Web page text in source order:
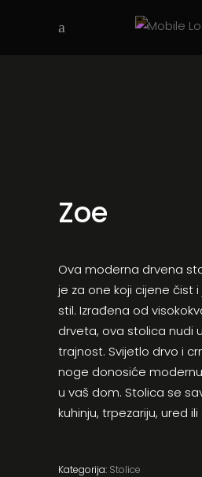
Zoe
Ova moderna drvena
je za one koji cijene čist
stil. Izrađena od
drveta, ova stolica nudi
trajnost. Svijetlo drvo i
noge donosiće
u vaš dom. Stolica se
kuhinju, trpezariju, ured
Kategorija: Stolice